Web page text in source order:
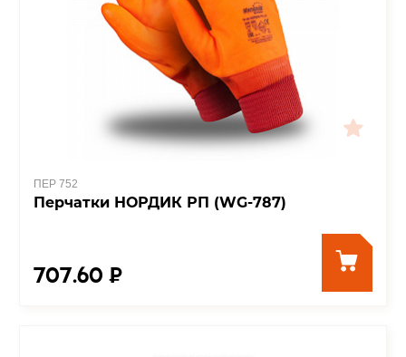
ПЕР 752
Перчатки НОРДИК РП (WG-787)
707.60 ₽